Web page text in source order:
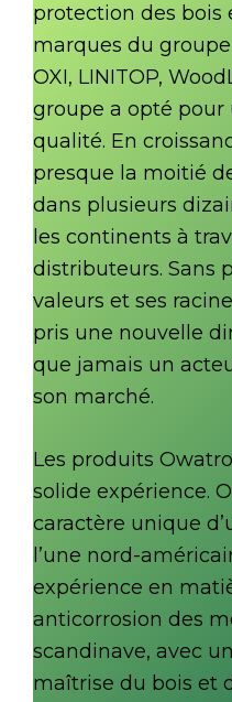
protection des bois
marques du groupe
OXI, LINITOP,
groupe a opté
qualité. En
presque la moitié
dans plusieurs
les continents à
distributeurs. Sans
valeurs et ses
pris une nouvelle
que jamais un
son marché.
Les produits
solide expérience.
caractère unique
l’une nord-
expérience en
anticorrosion des
scandinave, avec
maîtrise du bois et